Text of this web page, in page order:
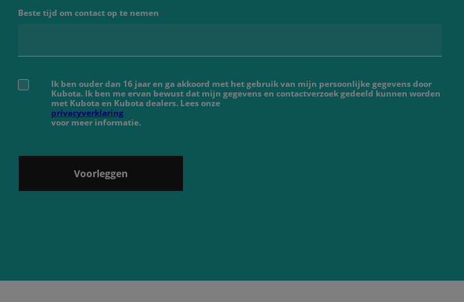
Beste tijd om contact op te nemen
Ik ben ouder dan 16 jaar en ga akkoord met het gebruik van mijn persoonlijke gegevens door
Kubota. Ik ben me ervan bewust dat mijn gegevens en contactverzoek gedeeld kunnen worden
met Kubota en Kubota dealers. Lees onze
privacyverklaring
voor meer informatie.
Voorleggen